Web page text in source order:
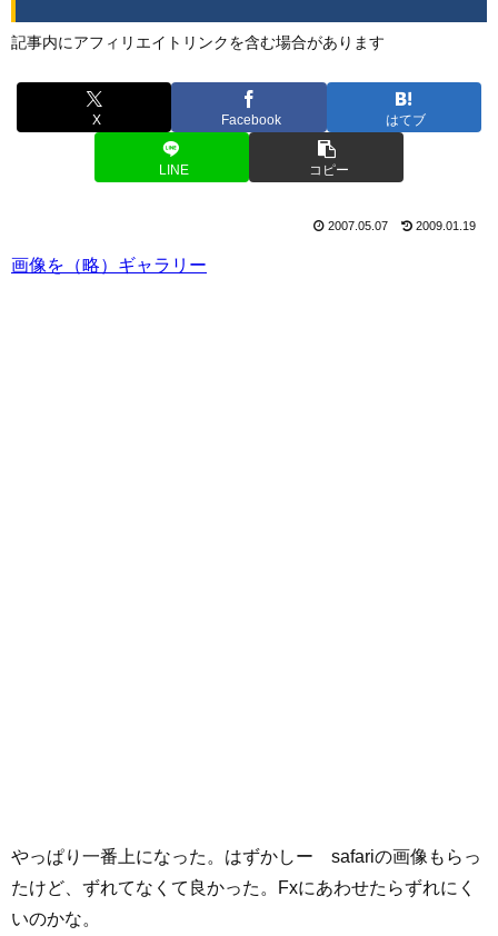
記事内にアフィリエイトリンクを含む場合があります
X Facebook はてブ
LINE コピー
2007.05.07 2009.01.19
画像を（略）ギャラリー
やっぱり一番上になった。はずかしー safariの画像もらっ
たけど、ずれてなくて良かった。Fxにあわせたらずれにく
いのかな。